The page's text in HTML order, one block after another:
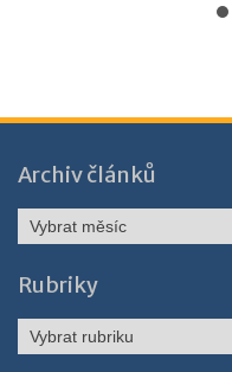
Archiv článků
Archiv
článků
Rubriky
Rubriky